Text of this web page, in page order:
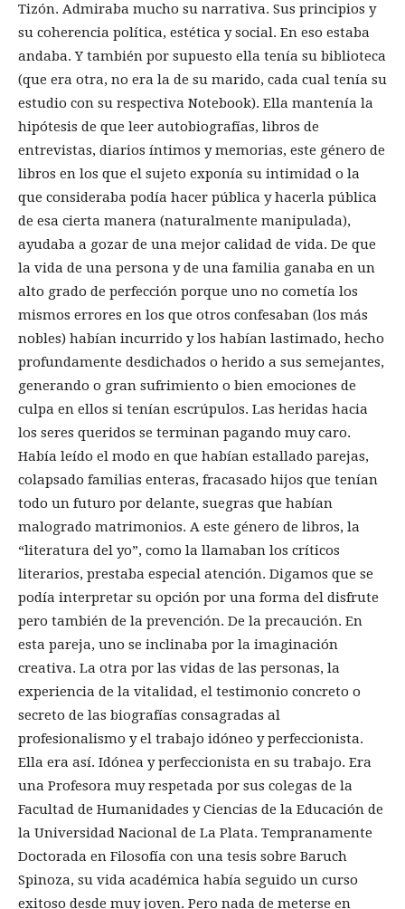
Tizón. Admiraba mucho su narrativa. Sus principios y
su coherencia política, estética y social. En eso estaba
andaba. Y también por supuesto ella tenía su biblioteca
(que era otra, no era la de su marido, cada cual tenía su
estudio con su respectiva Notebook). Ella mantenía la
hipótesis de que leer autobiografías, libros de
entrevistas, diarios íntimos y memorias, este género de
libros en los que el sujeto exponía su intimidad o la
que consideraba podía hacer pública y hacerla pública
de esa cierta manera (naturalmente manipulada),
ayudaba a gozar de una mejor calidad de vida. De que
la vida de una persona y de una familia ganaba en un
alto grado de perfección porque uno no cometía los
mismos errores en los que otros confesaban (los más
nobles) habían incurrido y los habían lastimado, hecho
profundamente desdichados o herido a sus semejantes,
generando o gran sufrimiento o bien emociones de
culpa en ellos si tenían escrúpulos. Las heridas hacia
los seres queridos se terminan pagando muy caro.
Había leído el modo en que habían estallado parejas,
colapsado familias enteras, fracasado hijos que tenían
todo un futuro por delante, suegras que habían
malogrado matrimonios. A este género de libros, la
“literatura del yo”, como la llamaban los críticos
literarios, prestaba especial atención. Digamos que se
podía interpretar su opción por una forma del disfrute
pero también de la prevención. De la precaución. En
esta pareja, uno se inclinaba por la imaginación
creativa. La otra por las vidas de las personas, la
experiencia de la vitalidad, el testimonio concreto o
secreto de las biografías consagradas al
profesionalismo y el trabajo idóneo y perfeccionista.
Ella era así. Idónea y perfeccionista en su trabajo. Era
una Profesora muy respetada por sus colegas de la
Facultad de Humanidades y Ciencias de la Educación de
la Universidad Nacional de La Plata. Tempranamente
Doctorada en Filosofía con una tesis sobre Baruch
Spinoza, su vida académica había seguido un curso
exitoso desde muy joven. Pero nada de meterse en